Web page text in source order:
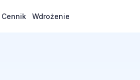
Cennik Wdrożenie
Cennik Wdrożenie